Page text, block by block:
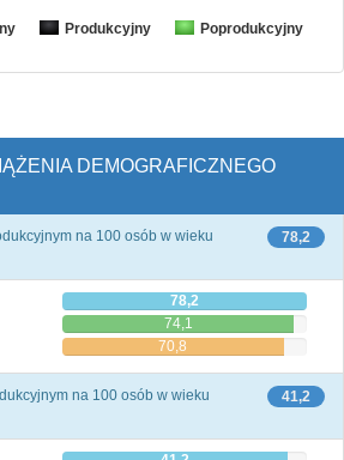
Produkcyjny Poprodukcyjny
DEMOGRAFICZNEGO
78,2
na 100 osób w wieku
78,2
74,1
70,8
41,2
na 100 osób w wieku